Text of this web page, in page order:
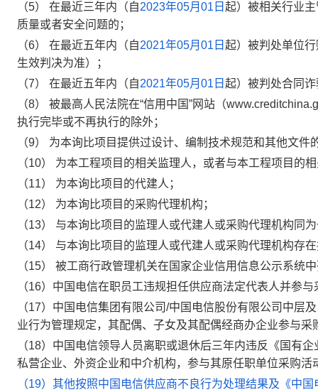
（5） 在最近三年内（自2023年05月01日 起）被相关行业
质量或者安全问题的；
（6） 在最近五年内（自2021年05月01日 起）被判处单位
生效判决为准）；
（7） 在最近五年内（自2021年05月01日 起）被判处合同
（8） 被最高人民法院在“信用中国”网站（
执行完毕或不再执行的除外；
（9） 为本询 比项目提供过设计、编制技术规范和其他文件
（10）
为本工程项目的相关监理人，或者与本工程项目的
（11） 为本询 比项目的代建人 ；
（12） 为本询 比项目的采购代理机构 ；
（13） 与本询 比项目的监理人或代建人或采购代理机构同
（14） 与本询 比项目的监理人或代建人或采购代理机构存
（15）
被工商行政管理机关在国家企业信用信息公示系统
（16） 中国电信在职员工违规担任供应商法定代表人并参与
（17） 中国电信集团有限公司/中国电信股份有限公司中层
业行为管理规定，其配偶、子女及其配偶经商办企业参与采
（18） 中国电信领导人员离职或退休后三年内违反《国有
私营企业、外资企业和中介机构，参与其原任职单位采购活
（19） 其他按照中国电信供应商不良行为处理结果及《中